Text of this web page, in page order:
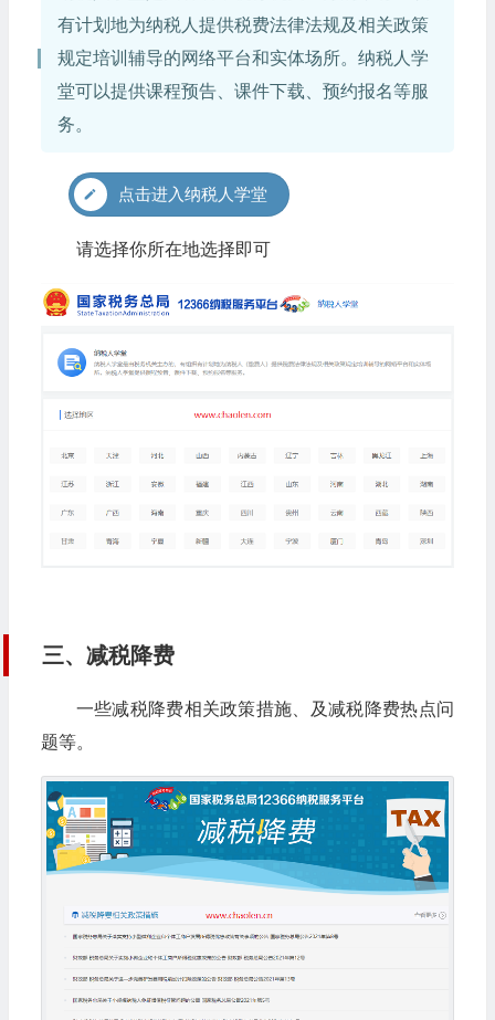
有计划地为纳税人提供税费法律法规及相关政策
规定培训辅导的网络平台和实体场所。纳税人学
堂可以提供课程预告、课件下载、预约报名等服
务。
点击进入纳税人学堂
请选择你所在地选择即可
三、减税降费
一些减税降费相关政策措施、及减税降费热点问
题等。